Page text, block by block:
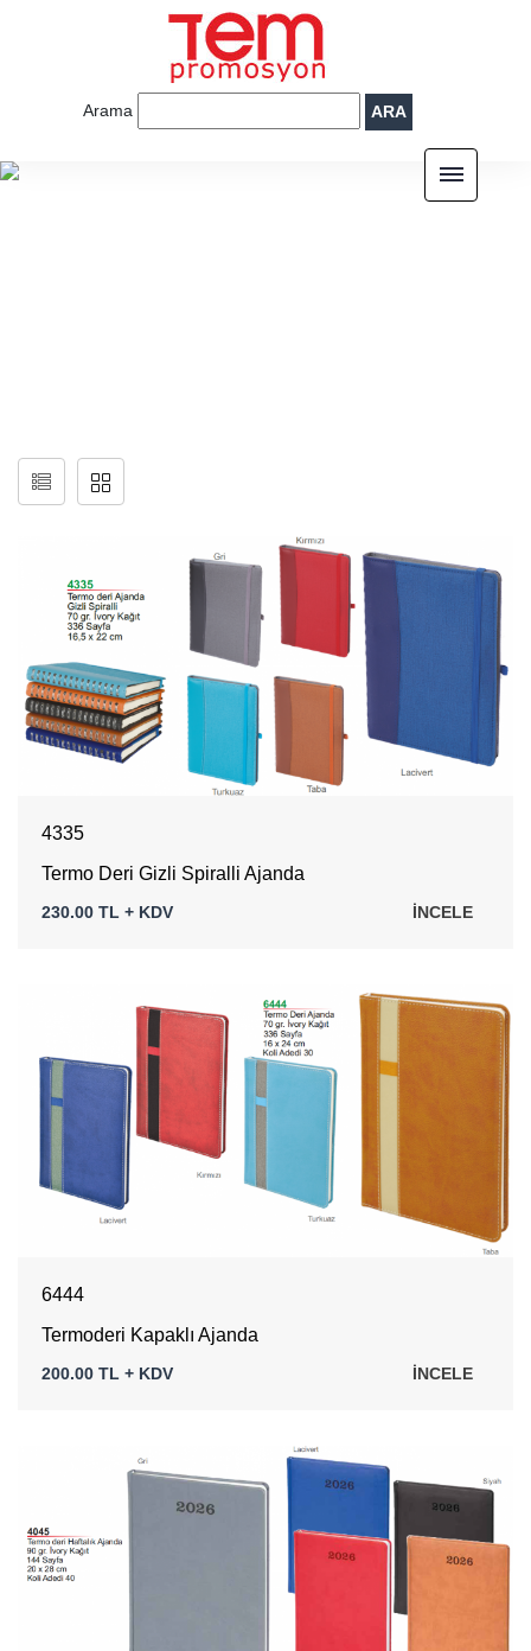
Arama ARA
4335
Termo Deri Gizli Spiralli Ajanda
230.00 TL + KDV İNCELE
6444
Termoderi Kapaklı Ajanda
200.00 TL + KDV İNCELE